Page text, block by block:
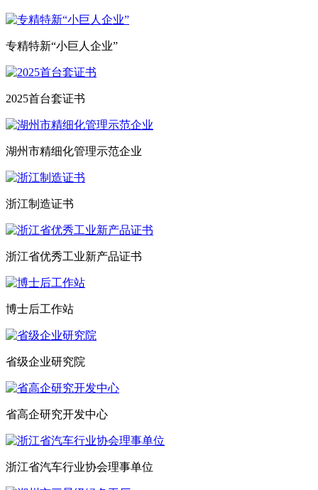
专精特新“小巨人企业”
2025首台套证书
湖州市精细化管理示范企业
浙江制造证书
浙江省优秀工业新产品证书
博士后工作站
省级企业研究院
省高企研究开发中心
浙江省汽车行业协会理事单位